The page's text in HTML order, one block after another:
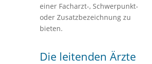
einer Facharzt-, Schwerpunkt-
oder Zusatzbezeichnung zu
bieten.
Die leitenden Ärzte